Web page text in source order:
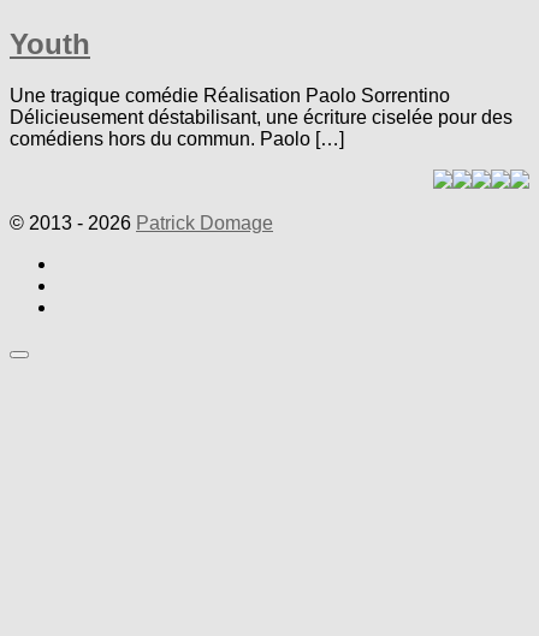
Youth
Une tragique comédie Réalisation Paolo Sorrentino
Délicieusement déstabilisant, une écriture ciselée pour des
comédiens hors du commun. Paolo […]
© 2013 - 2026 Patrick Domage